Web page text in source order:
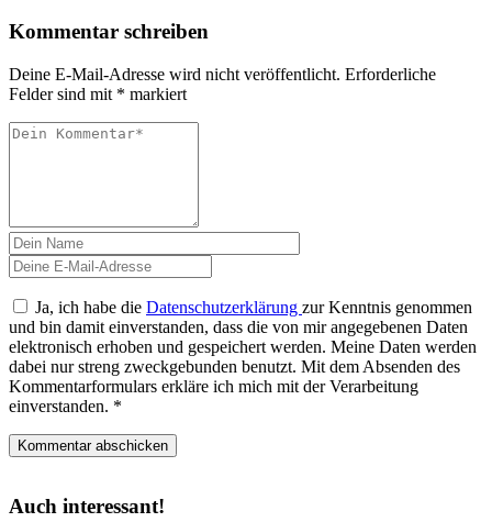
Kommentar schreiben
Deine E-Mail-Adresse wird nicht veröffentlicht. Erforderliche
Felder sind mit * markiert
Ja, ich habe die Datenschutzerklärung zur Kenntnis genommen
und bin damit einverstanden, dass die von mir angegebenen Daten
elektronisch erhoben und gespeichert werden. Meine Daten werden
dabei nur streng zweckgebunden benutzt. Mit dem Absenden des
Kommentarformulars erkläre ich mich mit der Verarbeitung
einverstanden. *
Auch interessant!